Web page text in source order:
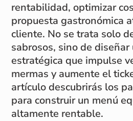
rentabilidad, optimizar
propuesta gastronómica
cliente. No se trata solo
sabrosos, sino de diseñar
estratégica que impulse
mermas y aumente el
artículo descubrirás los
para construir un menú
altamente rentable.